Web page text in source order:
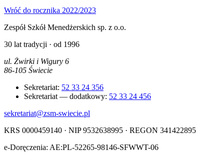
Wróć do rocznika 2022/2023
Zespół Szkół Menedżerskich sp. z o.o.
30 lat tradycji · od 1996
ul. Żwirki i Wigury 6
86-105 Świecie
Sekretariat: 52 33 24 356
Sekretariat — dodatkowy: 52 33 24 456
sekretariat@zsm-swiecie.pl
KRS 0000459140 · NIP 9532638995 · REGON 341422895
e-Doręczenia: AE:PL-52265-98146-SFWWT-06